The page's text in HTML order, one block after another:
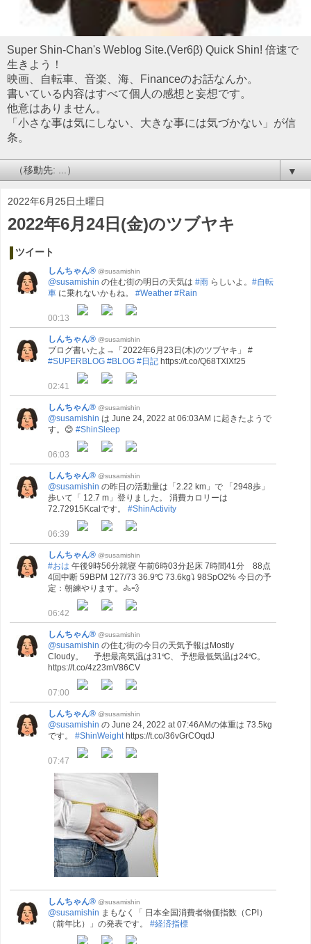
Super Shin-Chan's Weblog Site.(Ver6β) Quick Shin! 倍速で
生きよう！
映画、自転車、音楽、海、Financeのお話なんか。
書いている内容はすべて個人の感想と妄想です。
他意はありません。
「小さな事は気にしない、大きな事には気づかない」が信
条。
▼
2022年6月25日土曜日
2022年6月24日(金)のツブヤキ
ツイート
しんちゃん® @susamishin
@susamishin の住む街の明日の天気は #雨 らしいよ。 #自転
車 に乗れないかもね。 #Weather #Rain
00:13
しんちゃん® @susamishin
ブログ書いたよ→「2022年6月23日(木)のツブヤキ」 #
#SUPERBLOG #BLOG #日記 https://t.co/Q68TXlXf25
02:41
しんちゃん® @susamishin
@susamishin は June 24, 2022 at 06:03AM に起きたようで
す。😊 #ShinSleep
06:03
しんちゃん® @susamishin
@susamishin の昨日の活動量は「2.22 km」で 「2948歩」
歩いて「 12.7 m」登りました。 消費カロリーは
72.72915Kcalです。 #ShinActivity
06:39
しんちゃん® @susamishin
#おは 午後9時56分就寝 午前6時03分起床 7時間41分 88点
4回中断 59BPM 127/73 36.9℃ 73.6kg⤵ 98SpO2% 今日の予
定：朝練やります。🚴💨
06:42
しんちゃん® @susamishin
@susamishin の住む街の今日の天気予報はMostly
Cloudy。 予想最高気温は31℃、 予想最低気温は24℃。
https://t.co/4z23mV86CV
07:00
しんちゃん® @susamishin
@susamishin の June 24, 2022 at 07:46AMの体重は 73.5kg
です。 #ShinWeighthttps://t.co/36vGrCOqdJ
07:47
しんちゃん® @susamishin
@susamishin まもなく「 日本全国消費者物価指数（CPI）
（前年比）」の発表です。 #経済指標